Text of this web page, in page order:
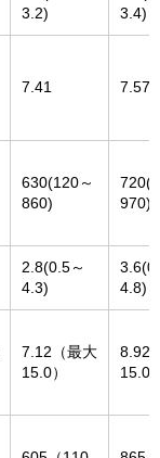
3.2)
3.4)
7.41 7.57
630(120～
860)
970)
2.8(0.5～
4.3)
4.8)
7.12（最大
15.0）
8.92
15.0